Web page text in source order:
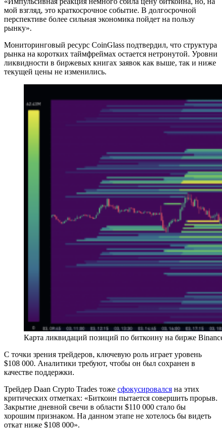
мой взгляд, это краткосрочное событие. В долгосрочной
перспективе более сильная экономика пойдет на пользу
рынку».
Мониторинговый ресурс CoinGlass подтвердил, что структура
рынка на коротких таймфреймах остается нетронутой. Уровни
ликвидности в биржевых книгах заявок как выше, так и ниже
текущей цены не изменились.
Карта ликвидаций позиций по биткоину на бирже
С точки зрения трейдеров, ключевую роль играет уровень
$108 000. Аналитики требуют, чтобы он был сохранен в
качестве поддержки.
Трейдер Daan Crypto Trades тоже сфокусировался на этих
критических отметках: «Биткоин пытается совершить прорыв.
Закрытие дневной свечи в области $110 000 стало бы
хорошим признаком. На данном этапе не хотелось бы видеть
откат ниже $108 000».